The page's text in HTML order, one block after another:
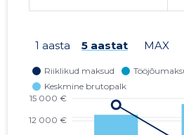
1 aasta 5 aastat MAX